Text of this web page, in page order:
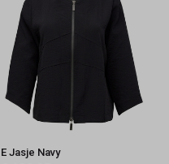
E Jasje Navy